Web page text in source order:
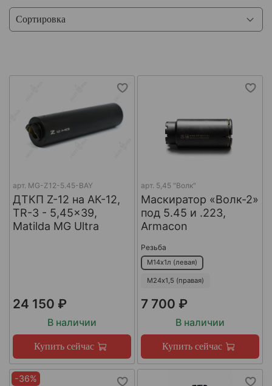
арт. MG-Z12-5.45-BAY
ДТКП Z-12 на АК-12,
TR-3 - 5,45x39,
Matilda MG Ultra
24 150 ₽
В наличии
Купить сейчас
арт. 5,45 "Волк"
Маскиратор «Волк-2»
под 5.45 и .223,
Armacon
Резьба
М14х1л (левая)
М24х1,5 (правая)
7 700 ₽
В наличии
Купить сейчас
-36%